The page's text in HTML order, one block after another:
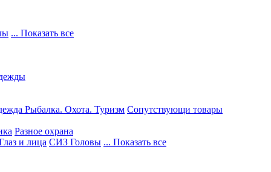
... Показать все
Рыбалка. Охота. Туризм Сопутствующи товары
Разное охрана
и лица СИЗ Головы ... Показать все